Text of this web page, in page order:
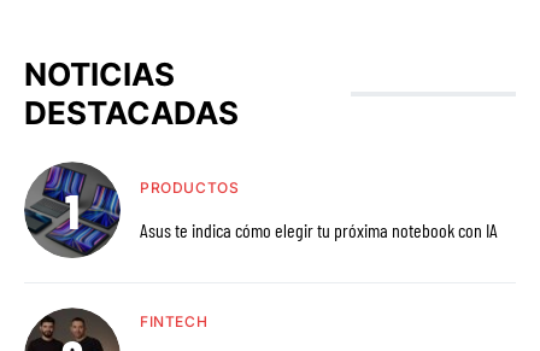
NOTICIAS
DESTACADAS
PRODUCTOS
Asus te indica cómo elegir tu próxima notebook con IA
FINTECH